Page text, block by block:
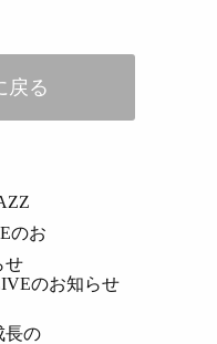
戻る
のお知らせ